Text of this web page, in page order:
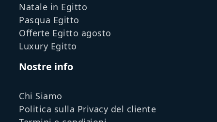
Natale in Egitto
Pasqua Egitto
Offerte Egitto agosto
Luxury Egitto
Nostre info
Chi Siamo
Politica sulla Privacy del cliente